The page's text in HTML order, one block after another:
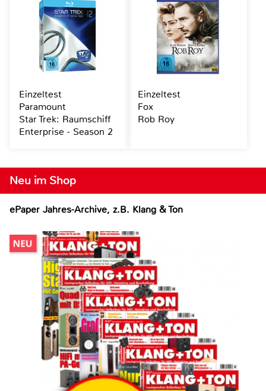
Neu im Shop
ePaper Jahres-Archive, z.B. Klang & Ton
Einzeltest
Paramount
Star Trek: Raumschiff
Enterprise - Season 2
Einzeltest
Fox
Rob Roy